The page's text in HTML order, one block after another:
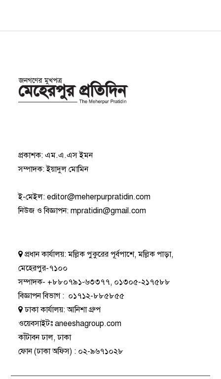
প্রকাশক: এম.এ.এস ইমন
সম্পাদক: ইয়াদুল মোমিন
ই-মেইল:editor@meherpurpratidin.com
নিউজ ও বিজ্ঞাপন:mpratidin@gmail.com
প্রধান কার্যালয়:মল্লিক পুকুরের পূর্বপাশে, মল্লিক পাড়া,
মেহেরপুর-৭১০০
সম্পাদক- +৮৮০৭৯১-৬৩৩৭৭, ০১৩০৫-২১৭৫৮৮
বিজ্ঞাপন বিভাগ: ০১৭১২-৮৮৫৮৫৫
ঢাকা কার্যালয়:আনিশা গ্রুপ
ওয়েবসাইটঃaneeshagroup.com
কাঁটাবন ঢাল, ঢাকা
ফোন(ঢাকা অফিস) : ০২-৯৬৭১০২৮